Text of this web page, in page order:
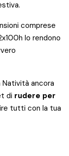
comprese
lo rendono
Natività ancora
di rudere per
tutti con la tua